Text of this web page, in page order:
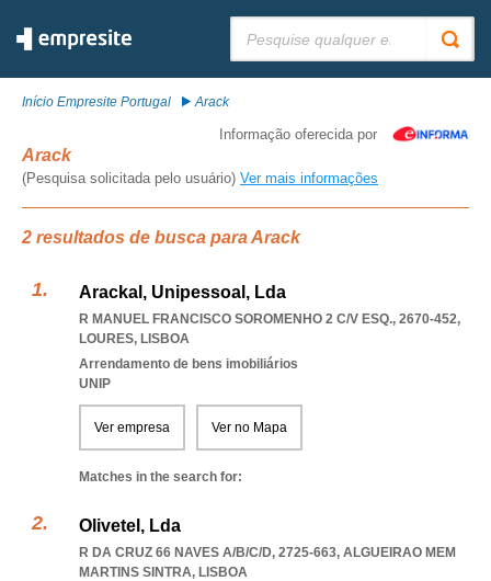
Início Empresite Portugal Arack
Informação oferecida por
Arack
(Pesquisa solicitada pelo usuário) Ver mais informações
2 resultados de busca para Arack
Arackal, Unipessoal, Lda
R MANUEL FRANCISCO SOROMENHO 2 C/V ESQ., 2670-452,
LOURES, LISBOA
Arrendamento de bens imobiliários
UNIP
Ver empresa Ver no Mapa
Matches in the search for:
Olivetel, Lda
R DA CRUZ 66 NAVES A/B/C/D, 2725-663, ALGUEIRAO MEM
MARTINS SINTRA, LISBOA